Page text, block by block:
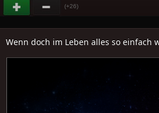
(+26)
Wenn doch im Leben alles so einfach